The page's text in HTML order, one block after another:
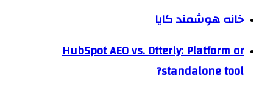
خانه هوشمند کایا
HubSpot AEO vs. Otterly: Platform or
standalone tool?